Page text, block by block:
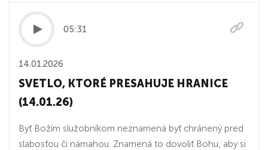
05:31
14.01.2026
SVETLO, KTORÉ PRESAHUJE HRANICE
(14.01.26)
Byť Božím služobníkom neznamená byť chránený pred
slabosťou či námahou. Znamená to dovoliť Bohu, aby si